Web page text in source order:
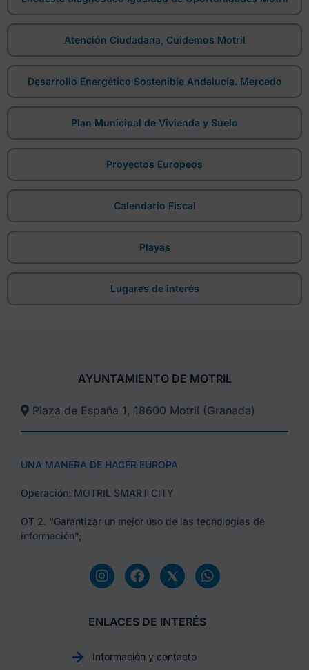
Atención Ciudadana, Cuidemos Motril
Desarrollo Energético Sostenible Andalucía. Mercado
Plan Municipal de Vivienda y Suelo
Proyectos Europeos
Calendario Fiscal
Playas
Lugares de interés
AYUNTAMIENTO DE MOTRIL
Plaza de España 1, 18600 Motril (Granada)​
UNA MANERA DE HACER EUROPA
Operación: MOTRIL SMART CITY
OT 2. “Garantizar un mejor uso de las tecnologías de
información”;
ENLACES DE INTERÉS
Información y contacto